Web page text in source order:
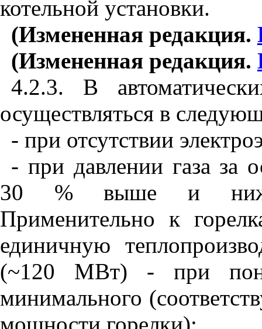
котельной установки.
(Измененная редакция.
(Измененная редакция.
4.2.3. В
осуществляться в
- при отсутствии
- при давлении газа за
30 % выше и ниже
Применительно к
единичную
(~120 МВт) - при
минимального